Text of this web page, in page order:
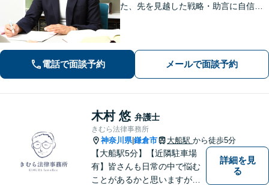
た、先を見越した戦略・助言に自信が
電話で面談予約 メールで面談予約
木村 悠 弁護士
きむら法律事務所
神奈川県|鎌倉市 大船駅 から徒歩5分
【大船駅5分】【近隣駐車場
有】皆さんも日常の中で悩む
ことがあるかと思いますが、
詳細を見
る